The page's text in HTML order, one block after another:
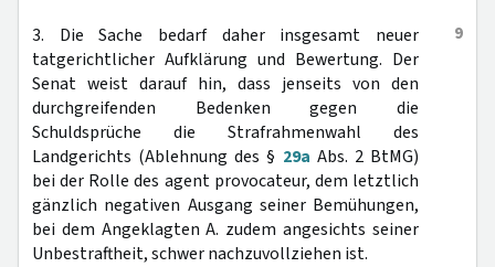
9
3. Die Sache bedarf daher insgesamt neuer
tatgerichtlicher Aufklärung und Bewertung. Der
Senat weist darauf hin, dass jenseits von den
durchgreifenden Bedenken gegen die
Schuldsprüche die Strafrahmenwahl des
Landgerichts (Ablehnung des § 29a Abs. 2 BtMG)
bei der Rolle des agent provocateur, dem letztlich
gänzlich negativen Ausgang seiner Bemühungen,
bei dem Angeklagten A. zudem angesichts seiner
Unbestraftheit, schwer nachzuvollziehen ist.